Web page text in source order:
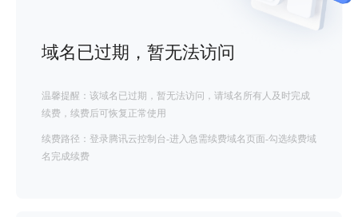
域名已过期，暂无法访问
温馨提醒：该域名已过期，暂无法访问，请域名所有人及时完成
续费，续费后可恢复正常使用
续费路径：登录腾讯云控制台-进入急需续费域名页面-勾选续费域
名完成续费